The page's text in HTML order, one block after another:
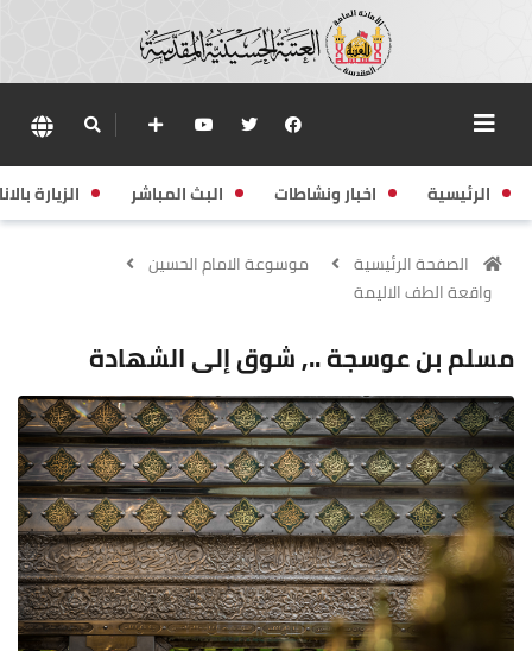
الرئيسية اخبار ونشاطات البث المباشر الزيارة
الصفحة الرئيسية
موسوعة الامام الحسين
واقعة الطف الاليمة
مسلم بن عوسجة .., شوق إلى الشهادة